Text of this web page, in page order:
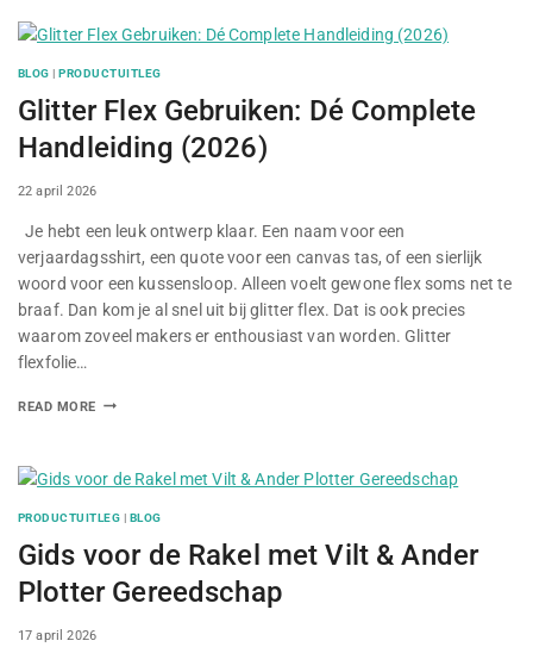
BLOG |PRODUCTUITLEG
Glitter Flex Gebruiken: Dé Complete
Handleiding (2026)
By
22 april 2026
Je hebt een leuk ontwerp klaar. Een naam voor een
verjaardagsshirt, een quote voor een canvas tas, of een sierlijk
woord voor een kussensloop. Alleen voelt gewone flex soms net te
braaf. Dan kom je al snel uit bij glitter flex. Dat is ook precies
waarom zoveel makers er enthousiast van worden. Glitter
flexfolie…
READ MORE
PRODUCTUITLEG | BLOG
Gids voor de Rakel met Vilt & Ander
Plotter Gereedschap
By
17 april 2026